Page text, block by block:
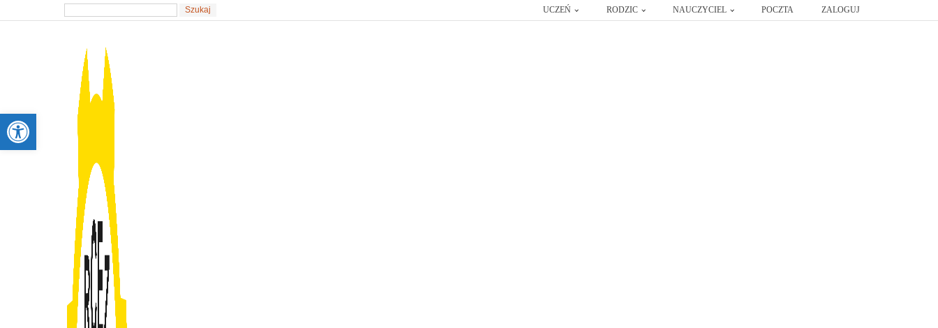
UCZEŃ RODZIC NAUCZYCIEL POCZTA ZALOGUJ
Otwórz pasek narzędzi